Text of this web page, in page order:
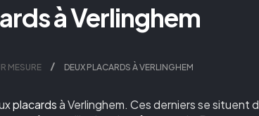
à Verlinghem
MESURE DEUX PLACARDS À VERLINGHEM
placardsà Verlinghem. Ces derniers se situent